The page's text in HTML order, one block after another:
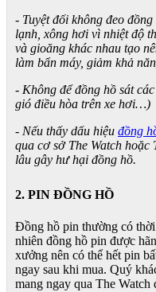
- Tuyệt đối không đeo
lạnh, xông hơi vì nhiệt độ
và gioăng khác nhau tạo
làm bẩn máy, giảm khả
- Không để đồng hồ sát
gió điều hòa trên xe hơi…)
- Nếu thấy dấu hiệu đồng
qua cơ sở The Watch
lâu gây hư hại đồng hồ.
2. PIN ĐỒNG HỒ
Đồng hồ pin thường có
nhiên đồng hồ pin được
xưởng nên có thể hết pin
ngay sau khi mua. Quý
mang ngay qua The